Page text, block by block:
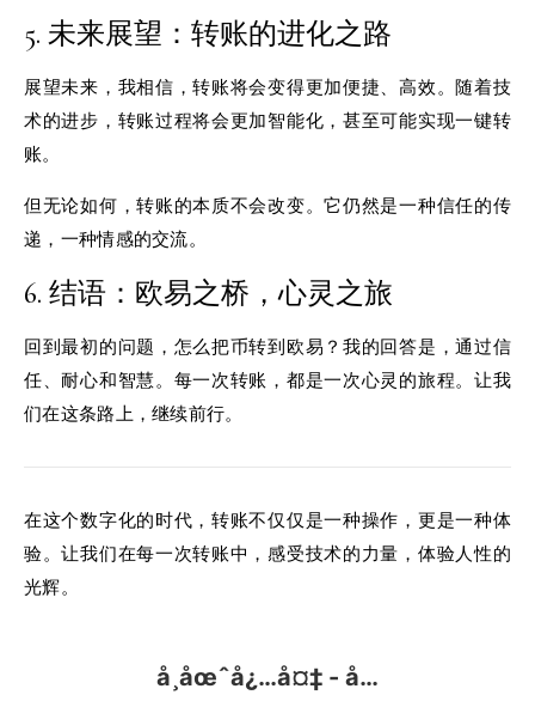
5. 未来展望：转账的进化之路
展望未来，我相信，转账将会变得更加便捷、高效。随着技
术的进步，转账过程将会更加智能化，甚至可能实现一键转
账。
但无论如何，转账的本质不会改变。它仍然是一种信任的传
递，一种情感的交流。
6. 结语：欧易之桥，心灵之旅
回到最初的问题，怎么把币转到欧易？我的回答是，通过信
任、耐心和智慧。每一次转账，都是一次心灵的旅程。让我
们在这条路上，继续前行。
在这个数字化的时代，转账不仅仅是一种操作，更是一种体
验。让我们在每一次转账中，感受技术的力量，体验人性的
光辉。